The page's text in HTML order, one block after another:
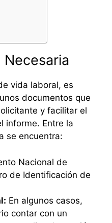
vida laboral, es
documentos que
y facilitar el
informe. Entre la
se encuentra:
Nacional de
de Identificación de
En algunos casos,
contar con un